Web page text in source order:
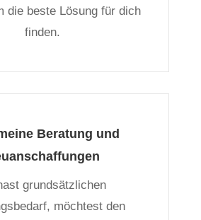
die beste Lösung für dich
finden.
Beratung und
grundsätzlichen
möchtest den